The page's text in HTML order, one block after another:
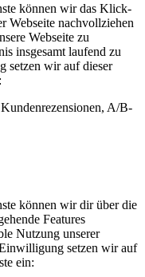
können wir das Klick-
Webseite nachvollziehen
Webseite zu
insgesamt laufend zu
setzen wir auf dieser
A/B-
können wir dir über die
Features
Nutzung unserer
setzen wir auf
ein: